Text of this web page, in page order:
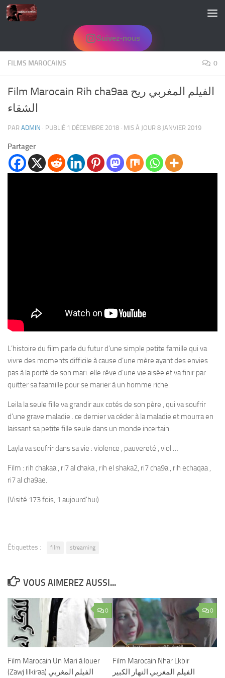
Skip to content
Suivez-nous
FILMS MAROCAINS 0
Film Marocain Rih cha9aa الفيلم المغربي ريح
الشقاء
PAR ADMIN · PUBLIÉ 1 DÉCEMBRE 2018 · MIS À JOUR 8 JANVIER 2019
Partager
L’histoire du film parle du futur d’une simple petite famille qui va
vivre des moments difficile à cause d’une mère ayant des envies
pas à la porté de son mari. elle rêve d’une vie aisée et va finir par
quitter sa faamille pour se marier à un homme riche.
Leila la seule fille va grandir aux cotés de son père , qui va soufrir
d’une grave maladie . ce dernier va céder à la maladie et mourra en
laissant sa petite fille seule dans un monde incertain.
Layla va soufrir dans sa vie : violence , pauvereté , viol …
Film : rih chakaa , ri7 al chaka , rih el shaka2, ri7 cha9a , rih echaqaa ,
ri7 al cha9ae.
(Visité 173 fois, 1 aujourd'hui)
Étiquettes : film streaming
VOUS AIMEREZ AUSSI...
0
Film Marocain Un Mari à louer
(Zawj lilkiraa) الفيلم المغربي
0
Film Marocain Nhar Lkbir
الفيلم المغربي النهار الكبير